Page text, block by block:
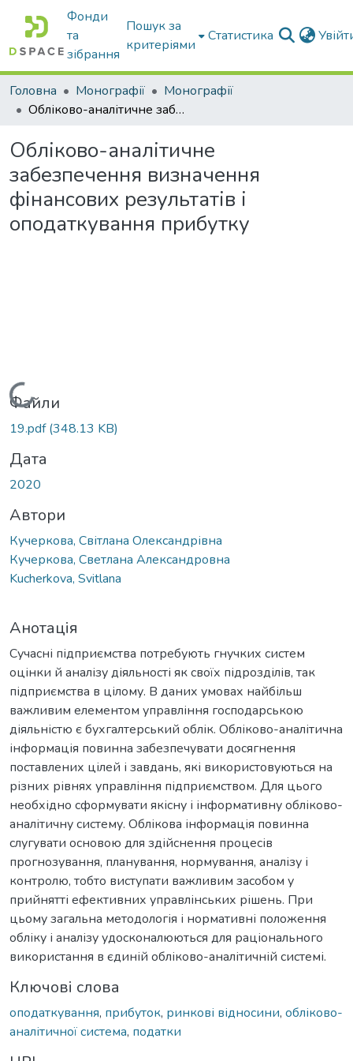
Фонди
та
зібрання
Пошук за
критеріями
Статистика
Головна Монографії
Монографії
Обліково-аналітичне забезпечення визначення фінансових результатів і оподаткування прибутку
Обліково-аналітичне
забезпечення визначення
фінансових результатів і
оподаткування прибутку
Вантажиться...
Файли
19.pdf(348.13 KB)
Дата
2020
Автори
Кучеркова, Світлана Олександрівна
Кучеркова, Светлана Александровна
Kucherkova, Svitlana
Анотація
Сучасні підприємства потребують гнучких систем
оцінки й аналізу діяльності як своїх підрозділів, так
підприємства в цілому. В даних умовах найбільш
важливим елементом управління господарською
діяльністю є бухгалтерський облік. Обліково-аналітична
інформація повинна забезпечувати досягнення
поставлених цілей і завдань, які використовуються на
різних рівнях управління підприємством. Для цього
необхідно сформувати якісну і інформативну обліково-
аналітичну систему. Облікова інформація повинна
слугувати основою для здійснення процесів
прогнозування, планування, нормування, аналізу і
контролю, тобто виступати важливим засобом у
прийнятті ефективних управлінських рішень. При
цьому загальна методологія і нормативні положення
обліку і аналізу удосконалюються для раціонального
використання в єдиній обліково-аналітичній системі.
Ключові слова
оподаткування, прибуток, ринкові відносини, обліково-
аналітичної система, податки